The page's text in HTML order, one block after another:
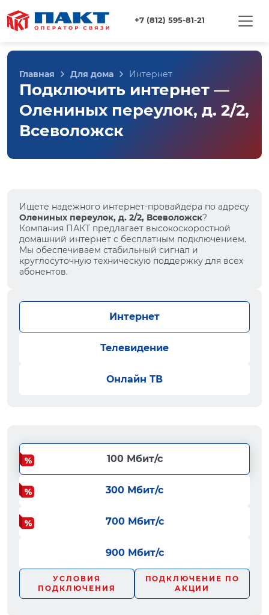
+7 (812) 595-81-21
Главная Для дома Интернет
Подключить интернет —
Олениных переулок, д. 2/2,
Всеволожск
Ищете надежного интернет-провайдера по адресу
Олениных переулок, д. 2/2, Всеволожск?
Компания ПАКТ предлагает высокоскоростной
домашний интернет с бесплатным подключением.
Мы обеспечиваем стабильный сигнал и
круглосуточную техническую поддержку для всех
абонентов.
Интернет
Телевидение
Онлайн ТВ
100 Мбит/с
300 Мбит/с
700 Мбит/с
900 Мбит/с
УСЛОВИЯ
ПОДКЛЮЧЕНИЯ
ПОДКЛЮЧЕНИЕ ПО
АКЦИИ